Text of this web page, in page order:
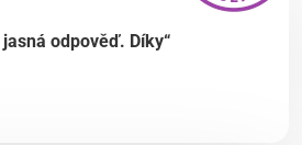
odpověď. Díky“